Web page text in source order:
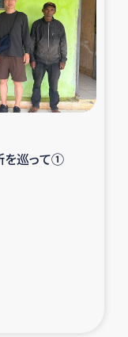
活再建支援
援事業
津波被災者支援
事業
を巡って①